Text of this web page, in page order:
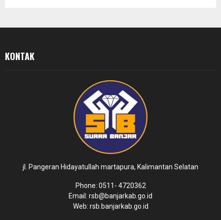
KONTAK
jl. Pangeran Hidayatullah martapura, Kalimantan Selatan
Phone: 0511- 4720362
Email: rsb@banjarkab.go.id
Web: rsb.banjarkab.go.id